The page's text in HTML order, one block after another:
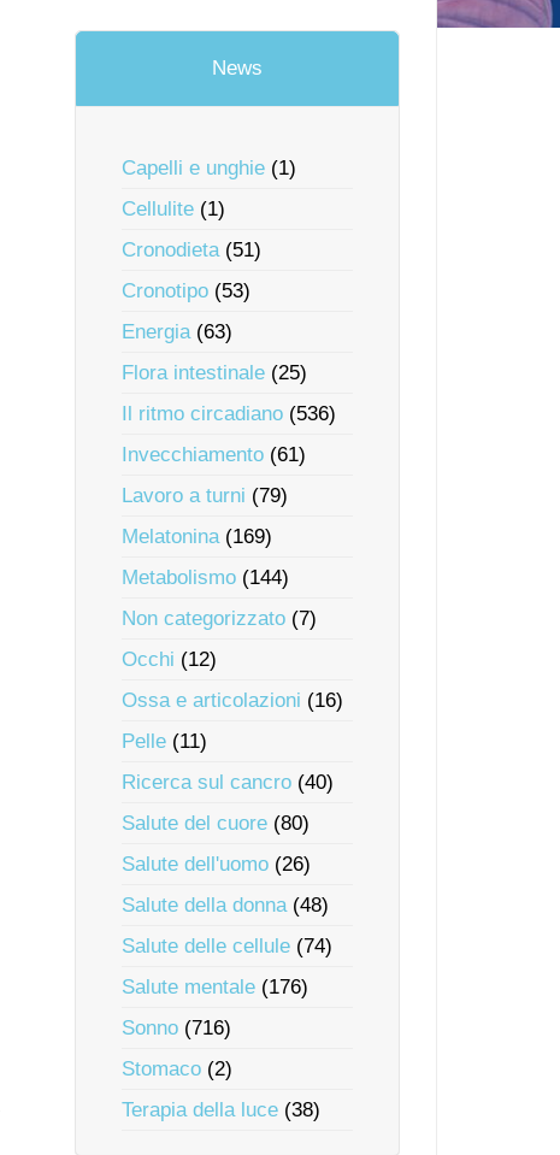
News
Capelli e unghie (1)
Cellulite (1)
Cronodieta(51)
Cronotipo (53)
Energia(63)
Flora intestinale (25)
Il ritmo circadiano (536)
Invecchiamento (61)
Lavoro a turni (79)
Melatonina(169)
Metabolismo (144)
Non categorizzato (7)
Occhi (12)
Ossa e articolazioni (16)
Pelle (11)
Ricerca sul cancro (40)
Salute del cuore (80)
Salute dell'uomo (26)
Salute della donna(48)
Salute delle cellule (74)
Salute mentale (176)
Sonno (716)
Stomaco (2)
Terapia della luce (38)